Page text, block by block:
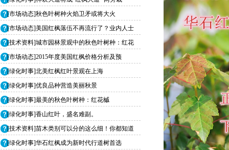
[市场动态]秋色叶树种火焰卫矛或将大火
[市场动态]美国红枫落伍不再流行了？业内人士
[技术资料]城市园林景观中的秋色叶树种：红花
[市场动态]2015年度美国红枫价格分析及预
[绿化时事]北美红枫红叶景观在上海
[绿化时事]优良品种营造美丽秋景
[绿化时事]最美的秋色叶树种：红花槭
[绿化时事]香山红叶，盛名难副。
[技术资料]苗木类别可以分的这么细！你都知道
[绿化时事]华石红枫成为新时代行道树首选